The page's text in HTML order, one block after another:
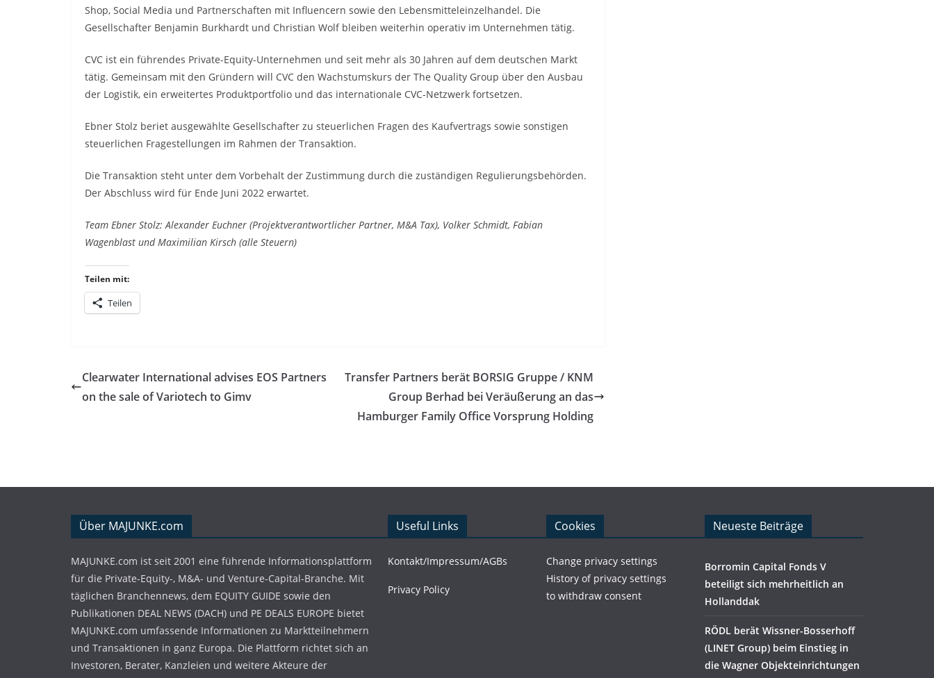
Shop, Social Media und Partnerschaften mit Influencern sowie den Lebensmitteleinzelhandel. Die
Gesellschafter Benjamin Burkhardt und Christian Wolf bleiben weiterhin operativ im Unternehmen tätig.
CVC ist ein führendes Private-Equity-Unternehmen und seit mehr als 30 Jahren auf dem deutschen Markt
tätig. Gemeinsam mit den Gründern will CVC den Wachstumskurs der The Quality Group über den Ausbau
der Logistik, ein erweitertes Produktportfolio und das internationale CVC-Netzwerk fortsetzen.
Ebner Stolz beriet ausgewählte Gesellschafter zu steuerlichen Fragen des Kaufvertrags sowie sonstigen
steuerlichen Fragestellungen im Rahmen der Transaktion.
Die Transaktion steht unter dem Vorbehalt der Zustimmung durch die zuständigen Regulierungsbehörden.
Der Abschluss wird für Ende Juni 2022 erwartet.
Team Ebner Stolz: Alexander Euchner (Projektverantwortlicher Partner, M&A Tax), Volker Schmidt, Fabian
Wagenblast und Maximilian Kirsch (alle Steuern)
Teilen mit:
Teilen
Clearwater International advises EOS Partners
on the sale of Variotech to Gimv
Transfer Partners berät BORSIG Gruppe / KNM
Group Berhad bei Veräußerung an das
Hamburger Family Office Vorsprung Holding
Über MAJUNKE.com
MAJUNKE.com ist seit 2001 eine führende Informationsplattform
für die Private-Equity-, M&A- und Venture-Capital-Branche. Mit
täglichen Branchennews, dem EQUITY GUIDE sowie den
Publikationen DEAL NEWS (DACH) und PE DEALS EUROPE bietet
MAJUNKE.com umfassende Informationen zu Marktteilnehmern
und Transaktionen in ganz Europa. Die Plattform richtet sich an
Investoren, Berater, Kanzleien und weitere Akteure der
Useful Links
Kontakt/Impressum/AGBs
Privacy Policy
Cookies
Change privacy settings
History of privacy settings
to withdraw consent
Neueste Beiträge
Borromin Capital Fonds V
beteiligt sich mehrheitlich an
Hollanddak
RÖDL berät Wissner-Bosserhoff
(LINET Group) beim Einstieg in
die Wagner Objekteinrichtungen